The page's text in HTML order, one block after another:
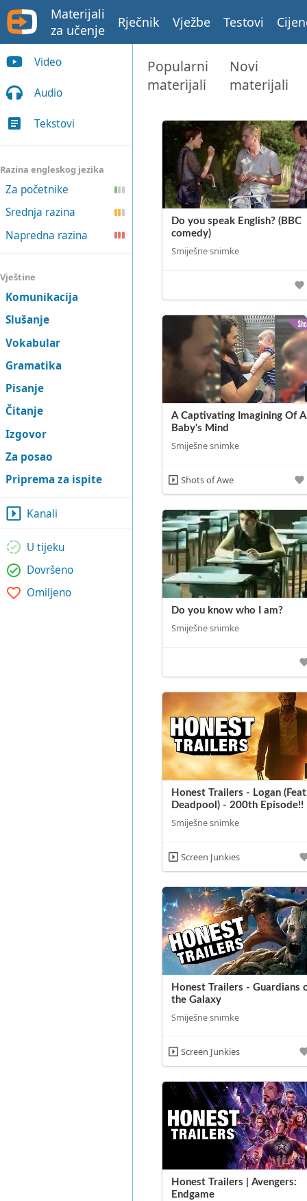
Materijali
za učenje
Rječnik Vježbe Testovi
Video
Audio
Tekstovi
Razina engleskog jezika
Za početnike
Srednja razina
Napredna razina
Vještine
Komunikacija
Slušanje
Vokabular
Gramatika
Pisanje
Čitanje
Izgovor
Za posao
Priprema za ispite
Kanali
U tijeku
Dovršeno
Omiljeno
Popularni
materijali
Novi
materijali
Do you speak English? (BBC
comedy)
Smiješne snimke
A Captivating Imagining Of A
Baby's Mind
Smiješne snimke
Shots of Awe
Do you know who I am?
Smiješne snimke
Honest Trailers - Logan
Deadpool) - 200th Episode!!
Smiješne snimke
Screen Junkies
Honest Trailers - Guardians
the Galaxy
Smiješne snimke
Screen Junkies
Honest Trailers | Avengers:
Endgame